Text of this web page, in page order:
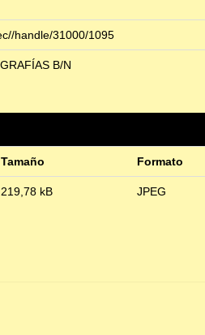
handle/31000/1095
B/N
Tamaño Formato
219,78 kB JPEG